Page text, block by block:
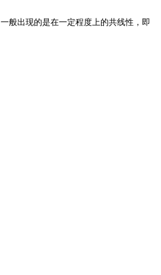
般出现的是在一定程度上的共线性，即